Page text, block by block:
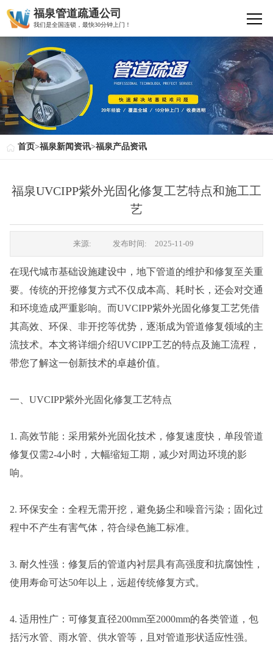
福泉管道疏通公司
我们是全国连锁，最快30分钟上门！
首页>福泉新闻资讯>福泉产品资讯
福泉UVCIPP紫外光固化修复工艺特点和施工工
艺
来源: 发布时间: 2025-11-09
在现代城市基础设施建设中，地下管道的维护和修复至关重
要。传统的开挖修复方式不仅成本高、耗时长，还会对交通
和环境造成严重影响。而UVCIPP紫外光固化修复工艺凭借
其高效、环保、非开挖等优势，逐渐成为管道修复领域的主
流技术。本文将详细介绍UVCIPP工艺的特点及施工流程，
带您了解这一创新技术的卓越价值。
一、UVCIPP紫外光固化修复工艺特点
1. 高效节能：采用紫外光固化技术，修复速度快，单段管道
修复仅需2-4小时，大幅缩短工期，减少对周边环境的影
响。
2. 环保安全：全程无需开挖，避免扬尘和噪音污染；固化过
程中不产生有害气体，符合绿色施工标准。
3. 耐久性强：修复后的管道内衬层具有高强度和抗腐蚀性，
使用寿命可达50年以上，远超传统修复方式。
4. 适用性广：可修复直径200mm至2000mm的各类管道，包
括污水管、雨水管、供水管等，且对管道形状适应性强。